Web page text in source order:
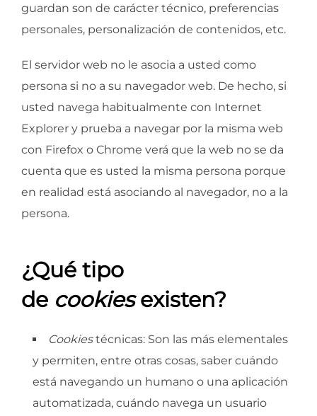
guardan son de carácter técnico, preferencias
personales, personalización de contenidos, etc.
El servidor web no le asocia a usted como
persona si no a su navegador web. De hecho, si
usted navega habitualmente con Internet
Explorer y prueba a navegar por la misma web
con Firefox o Chrome verá que la web no se da
cuenta que es usted la misma persona porque
en realidad está asociando al navegador, no a la
persona.
¿Qué tipo
de cookiesexisten?
Cookiestécnicas: Son las más elementales
y permiten, entre otras cosas, saber cuándo
está navegando un humano o una aplicación
automatizada, cuándo navega un usuario